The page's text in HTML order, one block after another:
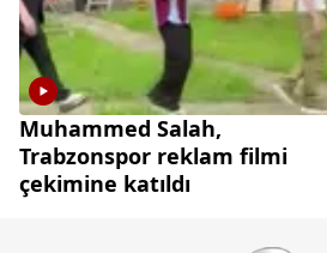
Muhammed Salah,
Trabzonspor reklam filmi
çekimine katıldı